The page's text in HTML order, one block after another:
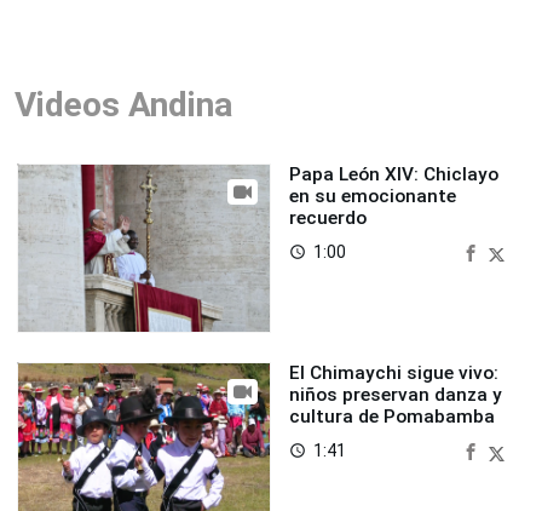
Videos Andina
Papa León XIV: Chiclayo
en su emocionante
recuerdo
access_time 1:00
El Chimaychi sigue vivo:
niños preservan danza y
cultura de Pomabamba
access_time 1:41